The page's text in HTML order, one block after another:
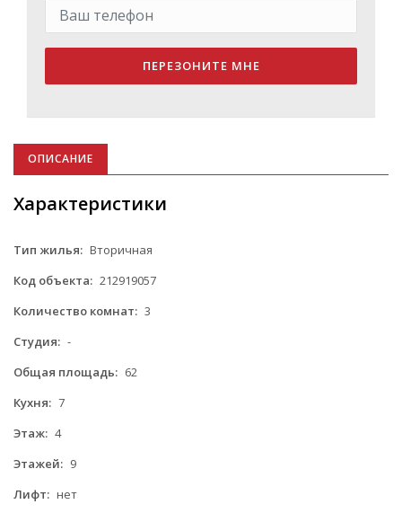
ПЕРЕЗОНИТЕ МНЕ
ОПИСАНИЕ
Характеристики
Тип жилья: Вторичная
Код объекта: 212919057
Количество комнат: 3
Студия: -
Общая площадь: 62
Кухня: 7
Этаж: 4
Этажей: 9
Лифт: нет